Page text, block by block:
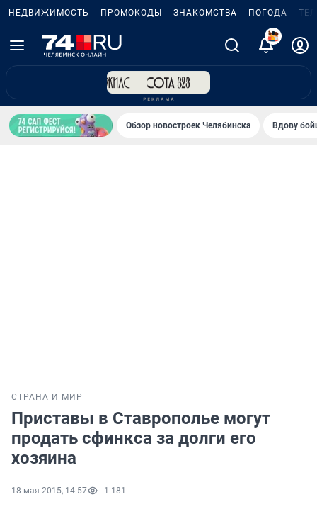
НЕДВИЖИМОСТЬ ПРОМОКОДЫ ЗНАКОМСТВА ПОГОДА
5
Обзор новостроек Челябинска Вдову
СТРАНА И МИР
Приставы в Ставрополье могут
продать сфинкса за долги его
хозяина
18 мая 2015, 14:57 1 181